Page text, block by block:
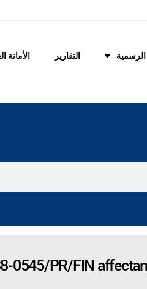
التقارير الأمانة
0545/PR/FIN